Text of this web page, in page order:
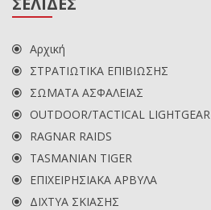
Αρχική
ΣΤΡΑΤΙΩΤΙΚΑ ΕΠΙΒΙΩΣΗΣ
ΣΩΜΑΤΑ ΑΣΦΑΛΕΙΑΣ
OUTDOOR/TACTICAL LIGHTGEAR
RAGNAR RAIDS
TASMANIAN TIGER
ΕΠΙΧΕΙΡΗΣΙΑΚΑ ΑΡΒΥΛΑ
ΔΙΧΤΥΑ ΣΚΙΑΣΗΣ